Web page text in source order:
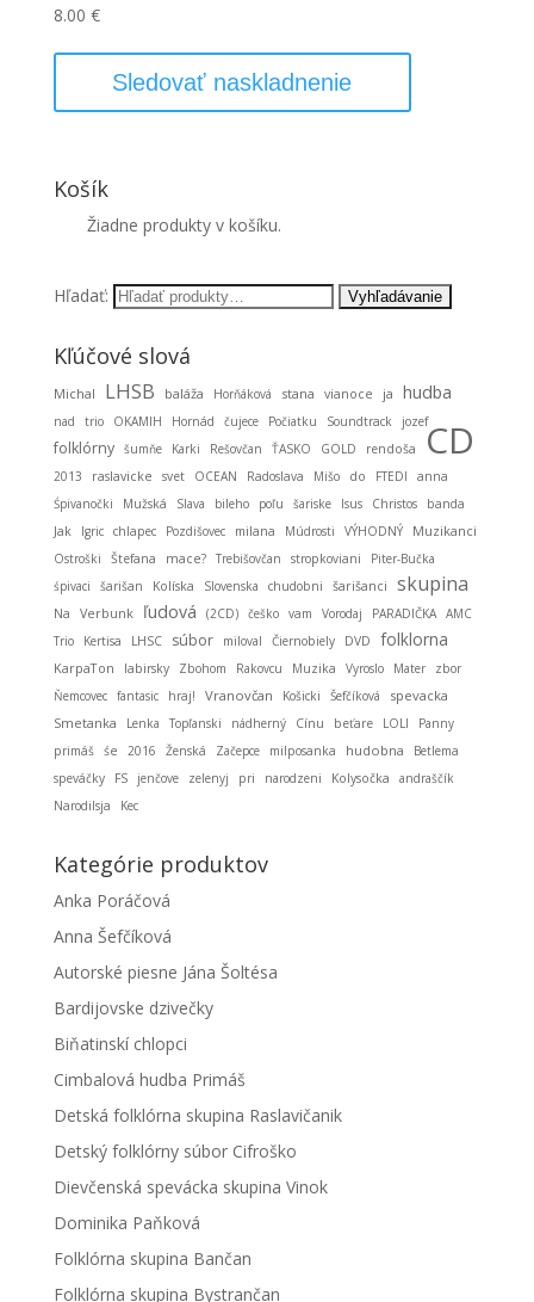
8.00 €
Sledovať naskladnenie
Košík
Žiadne produkty v košíku.
Hľadať:
Kľúčové slová
Michal LHSB baláža Horňáková stana vianoce ja hudba
nad trio OKAMIH Hornád čujece Počiatku Soundtrack jozef
folklórny šumňe Karki Rešovčan ŤASKO GOLD rendoša CD
2013 raslavicke svet OCEAN Radoslava Mišo do FTEDI
anna
Śpivanočki
Mužská Slava bileho poľu šariske Isus Christos
banda
Jak
Igric chlapec Pozdišovec milana Múdrosti VÝHODNÝ Muzikanci
Ostroški Štefana mace? Trebišovčan stropkoviani
Piter-Bučka
śpivaci
šarišan Kolíska Slovenska chudobni šarišanci skupina
Na Verbunk ľudová (2CD) češko vam Vorodaj PARADIČKA AMC
Trio
Kertisa LHSC súbor miloval Čiernobiely DVD folklorna
KarpaTon labirsky Zbohom Rakovcu Muzika Vyroslo Mater
zbor
Ňemcovec fantasic hraj! Vranovčan Košicki Šefčíková
spevacka
Smetanka
Lenka Topľanski nádherný Cínu beťare LOLI
Panny
primáš śe 2016 Ženská Začepce milposanka hudobna
Betlema
speváčky
FS jenčove zelenyj pri narodzeni Kolysočka
andraščík
Narodilsja
Kec
Kategórie produktov
Anka Poráčová
Anna Šefčíková
Autorské piesne Jána Šoltésa
Bardijovske dzivečky
Biňatinskí chlopci
Cimbalová hudba Primáš
Detská folklórna skupina Raslavičanik
Detský folklórny súbor Cifroško
Dievčenská spevácka skupina Vinok
Dominika Paňková
Folklórna skupina Bančan
Folklórna skupina Bystrančan